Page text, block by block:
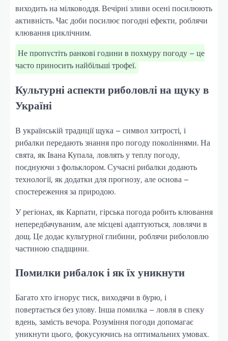
виходить на мілководдя. Вечірні зливи осені посилюють
активність. Час доби посилює погодні ефекти, роблячи
клювання циклічним.
Не пропустіть ранкові години в похмуру погоду – це
часто приносить найбільші трофеї.
Культурні аспекти риболовлі на щуку в
Україні
В українській традиції щука – символ хитрості, і
рибалки передають знання про погоду поколіннями. На
свята, як Івана Купала, ловлять у теплу погоду,
поєднуючи з фольклором. Сучасні рибалки додають
технології, як додатки для прогнозу, але основа –
спостереження за природою.
У регіонах, як Карпати, гірська погода робить клювання
непередбачуваним, але місцеві адаптуються, ловлячи в
дощ. Це додає культурної глибини, роблячи риболовлю
частиною спадщини.
Помилки рибалок і як їх уникнути
Багато хто ігнорує тиск, виходячи в бурю, і
повертається без улову. Інша помилка – ловля в спеку
вдень, замість вечора. Розуміння погоди допомагає
уникнути цього, фокусуючись на оптимальних умовах.